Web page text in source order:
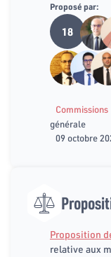
Proposé par:
18
Commissions
générale
09 octobre
Proposition
relative aux